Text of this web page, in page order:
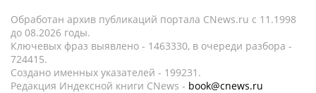
Обработан архив публикаций портала CNews.ru c 11.1998
до 08.2026 годы.
Ключевых фраз выявлено - 1463330, в очереди разбора -
724415.
Создано именных указателей - 199231.
Редакция Индексной книги CNews - book@cnews.ru